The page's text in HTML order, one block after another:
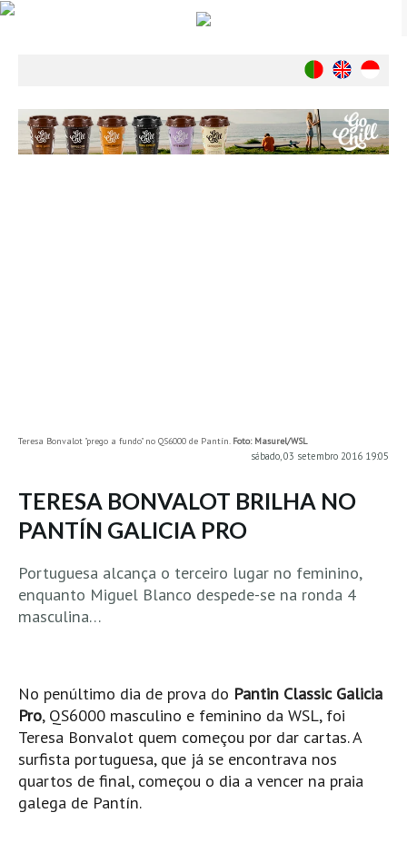
Internacionais
Ambiente
Viana do Castelo HD
Ofir
GRANDE PORTO
Aguçadoura HD
Azurara HD
Praia de Árvore - Areal HD
Mindelo
Mindelo meia laranja HD
Teresa Bonvalot "prego a fundo" no QS6000 de Pantín. Foto: Masurel/WSL
sábado, 03 setembro 2016 19:05
TERESA BONVALOT BRILHA NO
PANTÍN GALICIA PRO
Portuguesa alcança o terceiro lugar no feminino,
enquanto Miguel Blanco despede-se na ronda 4
masculina…
No penúltimo dia de prova do Pantin Classic Galicia
Pro, QS6000 masculino e feminino da WSL, foi
Teresa Bonvalot quem começou por dar cartas. A
surfista portuguesa, que já se encontrava nos
quartos de final, começou o dia a vencer na praia
galega de Pantín.